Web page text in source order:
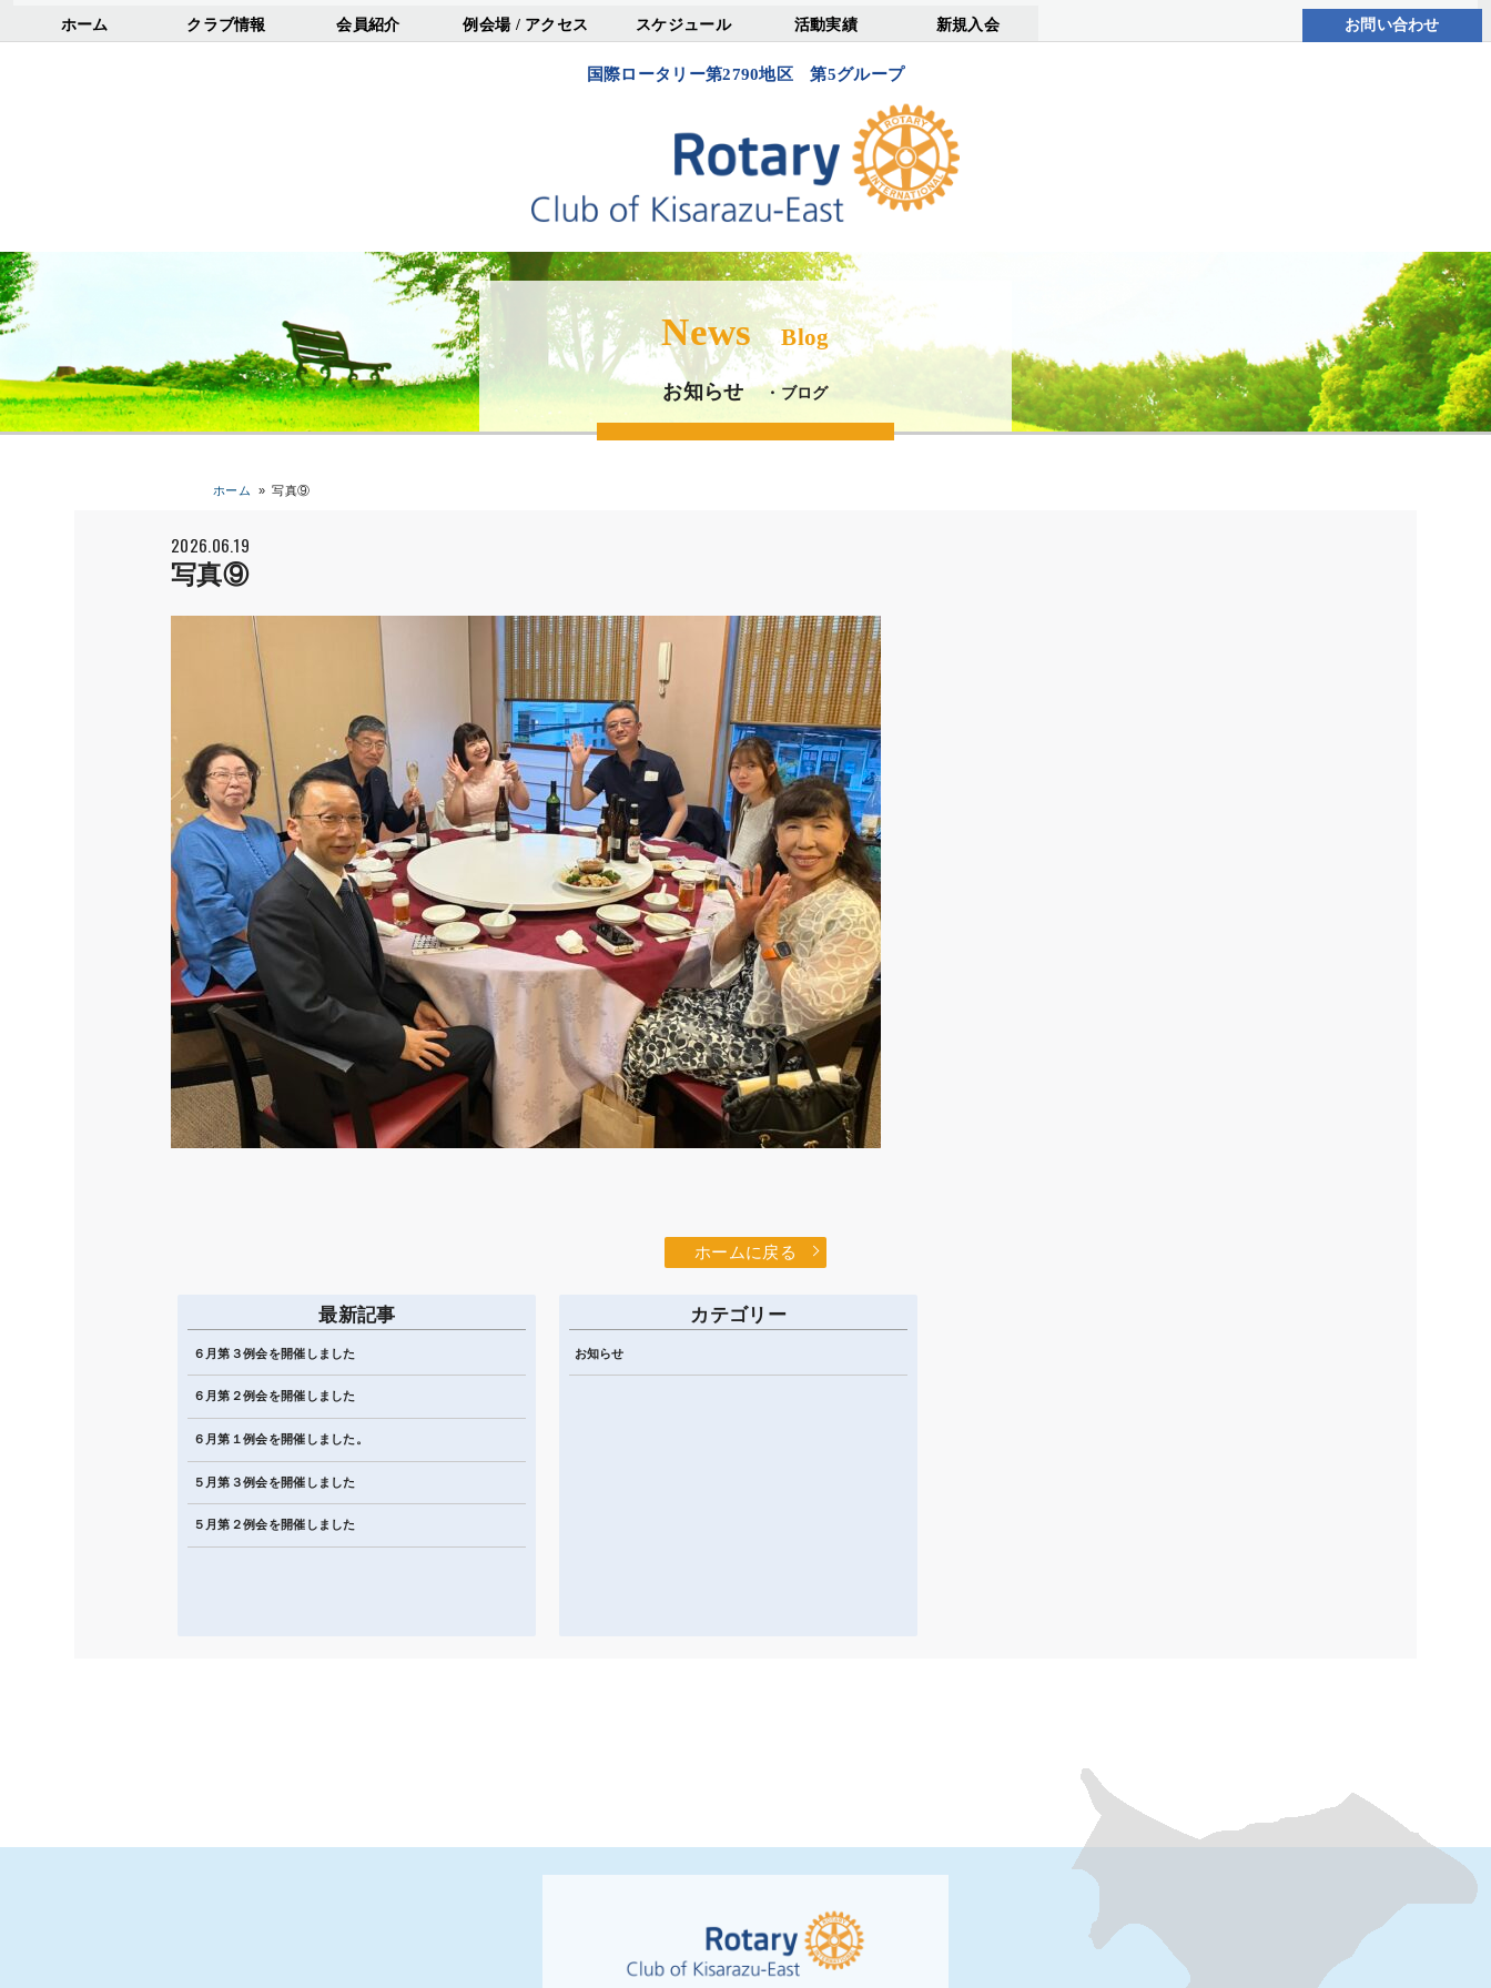
ホーム クラブ情報 会員紹介 例会場 / アクセス スケジュール 活動実績 新規入会 お問い合わせ
国際ロータリー第2790地区 第5グループ
News Blog
お知らせ ・ブログ
ホーム »写真⑨
2026.06.19
写真⑨
ホームに戻る
最新記事
６月第３例会を開催しました
６月第２例会を開催しました
６月第１例会を開催しました。
５月第３例会を開催しました
５月第２例会を開催しました
カテゴリー
お知らせ